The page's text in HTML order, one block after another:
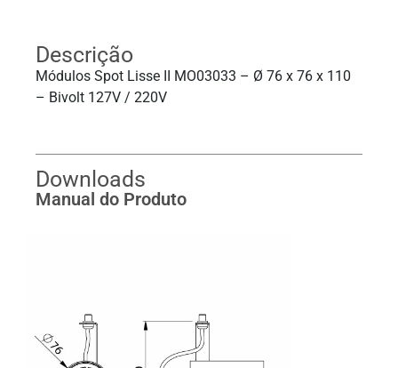
Descrição
Módulos Spot Lisse II MO03033 – Ø 76 x 76 x 110
– Bivolt 127V / 220V
Downloads
Manual do Produto